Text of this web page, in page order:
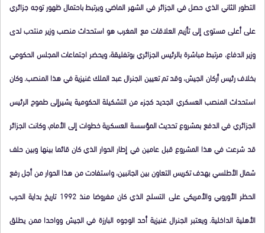
التطور الثاني الذي حصل في الجزائر في الشهر الماضي ويرتبط باحتمال ظهور توجه جزائري
على أعلى مستوى إلى تأزيم العلاقات مع المغرب هو استحداث منصب وزير منتدب لدى
وزير الدفاع، مرتبط مباشرة بالرئيس الجزائري بوتفليقة، ويحضر اجتماعات المجلس الحكومي
بخلاف رئيس أركان الجيش، وقد تم تعيين الجنرال عبد الملك غنيزية في هذا المنصب. وكان
استحداث المنصب العسكري الجديد كجزء من التشكيلة الحكومية يشيرإلى طموح الرئيس
الجزائري في الدفع بمشروع تحديث المؤسسة العسكرية خطوات إلى الأمام، وكانت الجزائر
قد شرعت في هذا المشروع قبل عامين في إطار الحوار الذي كان قائما بينها وبين حلف
شمال الأطلسي بهدف تكريس التعاون بين الجانبين، واستفادت من هذا الحوار من أجل رفع
الحظر الأوروبي والأمريكي على التسلح الذي كان مفروضا منذ 1992 تاريخ بداية الحرب
الأهلية الداخلية. ويعتبر الجنرال غنيزية أحد الوجوه البارزة في الجيش وواحدا ممن يطلق